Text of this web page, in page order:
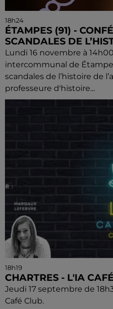
18h24
ÉTAMPES (91) -
SCANDALES DE
Lundi 16 novembre à
intercommunal de
scandales de l’histoire de
professeure d'histoire...
18h19
CHARTRES - L'IA
Jeudi 17 septembre de
Café Club.